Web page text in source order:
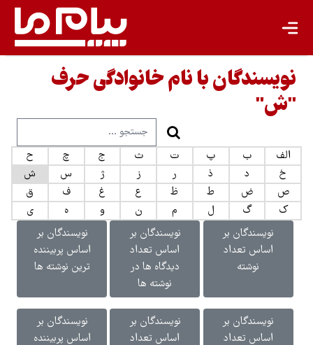
نویسندگان با نام خانوادگی حرف
"ش"
الف ب پ ت ث ج چ
ح
خ
د ذ ر ز ژ س
ش
ص
ض ط ظ ع غ ف
ق
ک
گ ل م ن و ه
ی
نویسندگان بر
اساس تعداد
نوشته
نویسندگان بر
اساس تعداد
دیدگاه ها در
نوشته ها
نویسندگان بر
اساس پربیننده
ترین نوشته ها
نویسندگان بر
اساس تعداد
نویسندگان بر
اساس تعداد
نویسندگان بر
اساس پربیننده